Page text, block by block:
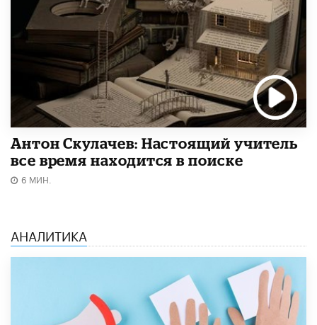
Антон Скулачев: Настоящий учитель
все время находится в поиске
6 МИН.
АНАЛИТИКА